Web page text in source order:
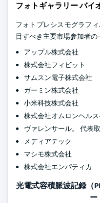
フォトギャラリー バイ
フォトプレシスモグラフ
目すべき主要市場参加者の
アップル株式会社
株式会社フィビット
サムスン電子株式会社
ガーミン株式会社
小米科技株式会社
株式会社オムロンヘル
ヴァレンサール。 代表
メディアテック
マシモ株式会社
株式会社エンパティカ
光電式容積脈波記録（
ー